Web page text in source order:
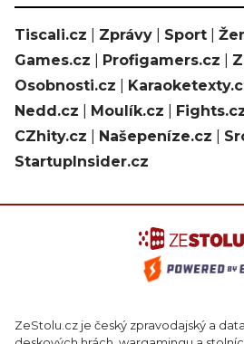
Tiscali.cz Zprávy Sport
Games.cz
Profigamers.cz
Osobnosti.cz
Nedd.cz
Moulík.cz
CZhity.cz
Našepeníze.cz
StartupInsider.cz
ZeStolu.cz je český zpravodajský a